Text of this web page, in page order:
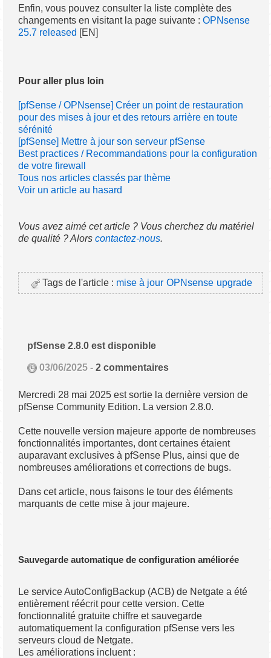
Enfin, vous pouvez consulter la liste complète des
changements en visitant la page suivante :OPNsense
25.7 released [EN]
Pour aller plus loin
[pfSense / OPNsense] Créer un point de restauration
pour des mises à jour et des retours arrière en toute
sérénité
[pfSense] Mettre à jour son serveur pfSense
Best practices / Recommandations pour la configuration
de votre firewall
Tous nos articles classés par thème
Voir un article au hasard
Vous avez aimé cet article ? Vous cherchez du matériel
de qualité ? Alorscontactez-nous.
Tags de l'article : mise à jour OPNsense upgrade
pfSense 2.8.0 est disponible
03/06/2025 -2 commentaires
Mercredi 28 mai 2025 est sortie la dernière version de
pfSense Community Edition. La version 2.8.0.
Cette nouvelle version majeure apporte de nombreuses
fonctionnalités importantes, dont certaines étaient
auparavant exclusives à pfSense Plus, ainsi que de
nombreuses améliorations et corrections de bugs.
Dans cet article, nous faisons le tour des éléments
marquants de cette mise à jour majeure.
Sauvegarde automatique de configuration améliorée
Le service AutoConfigBackup (ACB) de Netgate a été
entièrement réécrit pour cette version. Cette
fonctionnalité gratuite chiffre et sauvegarde
automatiquement la configuration pfSense vers les
serveurs cloud de Netgate.
Les améliorations incluent :